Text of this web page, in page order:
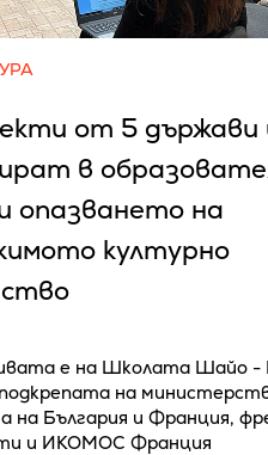
от 5 държави
в
опазването на
културно
е на Школата Шайо -
на
на България и Франция,
и ИКОМОС Франция